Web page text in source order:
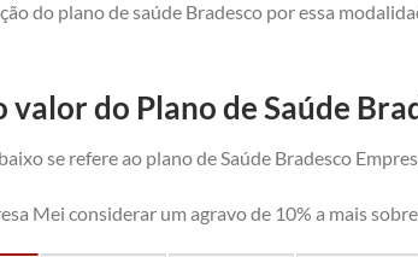
do plano de saúde Bradesco por essa
valor do Plano de Saúde
se refere ao plano de Saúde Bradesco
Mei considerar um agravo de 10% a mais